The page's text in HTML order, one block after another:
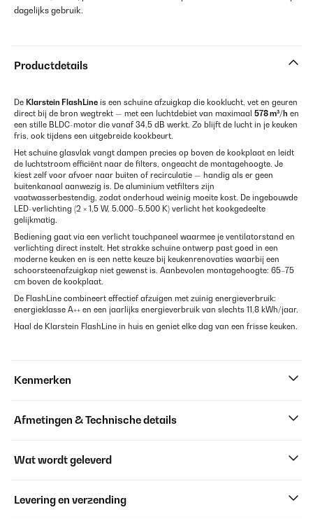
dagelijks gebruik.
Productdetails
De Klarstein FlashLine is een schuine afzuigkap die kooklucht, vet en geuren
direct bij de bron wegtrekt — met een luchtdebiet van maximaal 578 m³/h en
een stille BLDC-motor die vanaf 34,5 dB werkt. Zo blijft de lucht in je keuken
fris, ook tijdens een uitgebreide kookbeurt.
Het schuine glasvlak vangt dampen precies op boven de kookplaat en leidt
de luchtstroom efficiënt naar de filters, ongeacht de montagehoogte. Je
kiest zelf voor afvoer naar buiten of recirculatie — handig als er geen
buitenkanaal aanwezig is. De aluminium vetfilters zijn
vaatwasserbestendig, zodat onderhoud weinig moeite kost. De ingebouwde
LED-verlichting (2 × 1,5 W, 5.000–5.500 K) verlicht het kookgedeelte
gelijkmatig.
Bediening gaat via een verlicht touchpaneel waarmee je ventilatorstand en
verlichting direct instelt. Het strakke schuine ontwerp past goed in een
moderne keuken en is een nette keuze bij keukenrenovaties waarbij een
schoorsteenafzuigkap niet gewenst is. Aanbevolen montagehoogte: 65–75
cm boven de kookplaat.
De FlashLine combineert effectief afzuigen met zuinig energieverbruik:
energieklasse A++ en een jaarlijks energieverbruik van slechts 11,8 kWh/jaar.
Haal de Klarstein FlashLine in huis en geniet elke dag van een frisse keuken.
Kenmerken
Afmetingen & Technische details
Wat wordt geleverd
Levering en verzending